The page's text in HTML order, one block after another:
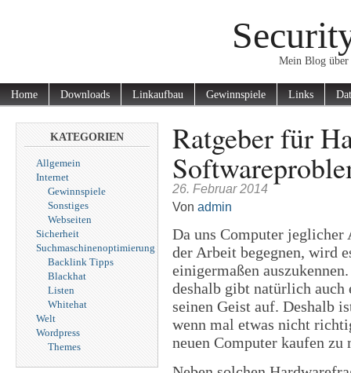
Mein Blog
Home Downloads Linkaufbau Gewinnspiele Links
KATEGORIEN
Allgemein
Internet
Gewinnspiele
Sonstiges
Webseiten
Sicherheit
Suchmaschinenoptimierung
Backlink Tipps
Blackhat
Listen
Whitehat
Welt
Wordpress
Themes
Ratgeber für
26. Februar 2014
Von admin
Da uns Computer
der Arbeit begegnen, wird
einigermaßen
deshalb gibt natürlich
seinen Geist auf. Deshalb
wenn mal etwas nicht
neuen Computer kaufen zu